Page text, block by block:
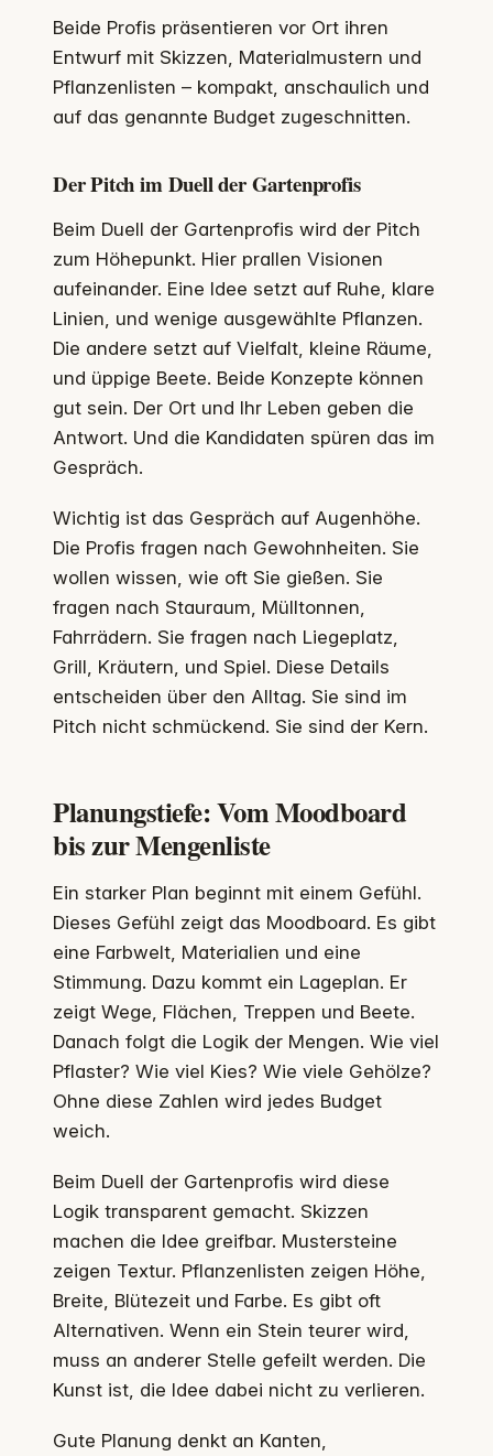
Beide Profis präsentieren vor Ort ihren
Entwurf mit Skizzen, Materialmustern und
Pflanzenlisten – kompakt, anschaulich und
auf das genannte Budget zugeschnitten.
Der Pitch im Duell der Gartenprofis
Beim Duell der Gartenprofis wird der Pitch
zum Höhepunkt. Hier prallen Visionen
aufeinander. Eine Idee setzt auf Ruhe, klare
Linien, und wenige ausgewählte Pflanzen.
Die andere setzt auf Vielfalt, kleine Räume,
und üppige Beete. Beide Konzepte können
gut sein. Der Ort und Ihr Leben geben die
Antwort. Und die Kandidaten spüren das im
Gespräch.
Wichtig ist das Gespräch auf Augenhöhe.
Die Profis fragen nach Gewohnheiten. Sie
wollen wissen, wie oft Sie gießen. Sie
fragen nach Stauraum, Mülltonnen,
Fahrrädern. Sie fragen nach Liegeplatz,
Grill, Kräutern, und Spiel. Diese Details
entscheiden über den Alltag. Sie sind im
Pitch nicht schmückend. Sie sind der Kern.
Planungstiefe: Vom Moodboard
bis zur Mengenliste
Ein starker Plan beginnt mit einem Gefühl.
Dieses Gefühl zeigt das Moodboard. Es gibt
eine Farbwelt, Materialien und eine
Stimmung. Dazu kommt ein Lageplan. Er
zeigt Wege, Flächen, Treppen und Beete.
Danach folgt die Logik der Mengen. Wie viel
Pflaster? Wie viel Kies? Wie viele Gehölze?
Ohne diese Zahlen wird jedes Budget
weich.
Beim Duell der Gartenprofis wird diese
Logik transparent gemacht. Skizzen
machen die Idee greifbar. Mustersteine
zeigen Textur. Pflanzenlisten zeigen Höhe,
Breite, Blütezeit und Farbe. Es gibt oft
Alternativen. Wenn ein Stein teurer wird,
muss an anderer Stelle gefeilt werden. Die
Kunst ist, die Idee dabei nicht zu verlieren.
Gute Planung denkt an Kanten,